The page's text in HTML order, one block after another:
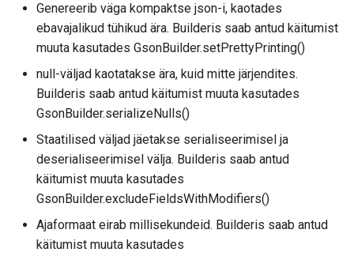
Genereerib väga kompaktse json-i, kaotades
ebavajalikud tühikud ära. Builderis saab antud käitumist
muuta kasutades GsonBuilder.setPrettyPrinting()
null-väljad kaotatakse ära, kuid mitte järjendites.
Builderis saab antud käitumist muuta kasutades
GsonBuilder.serializeNulls()
Staatilised väljad jäetakse serialiseerimisel ja
deserialiseerimisel välja. Builderis saab antud
käitumist muuta kasutades
GsonBuilder.excludeFieldsWithModifiers()
Ajaformaat eirab millisekundeid. Builderis saab antud
käitumist muuta kasutades